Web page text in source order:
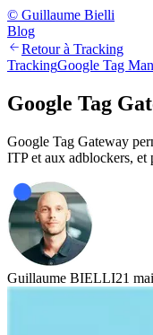
© Guillaume Bielli
Blog
Retour à Tracking
TrackingGoogle Tag
Google Tag
Google Tag Gateway
ITP et aux adblockers, et
Guillaume BIELLI21